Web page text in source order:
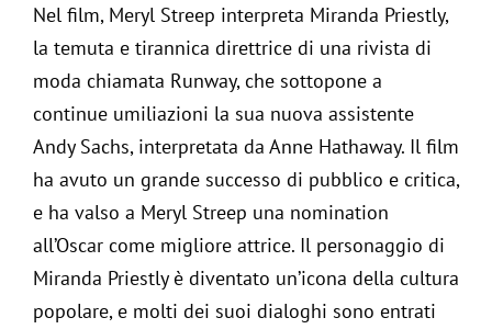
Nel film, Meryl Streep interpreta Miranda Priestly,
la temuta e tirannica direttrice di una rivista di
moda chiamata Runway, che sottopone a
continue umiliazioni la sua nuova assistente
Andy Sachs, interpretata da Anne Hathaway. Il film
ha avuto un grande successo di pubblico e critica,
e ha valso a Meryl Streep una nomination
all’Oscar come migliore attrice. Il personaggio di
Miranda Priestly è diventato un’icona della cultura
popolare, e molti dei suoi dialoghi sono entrati